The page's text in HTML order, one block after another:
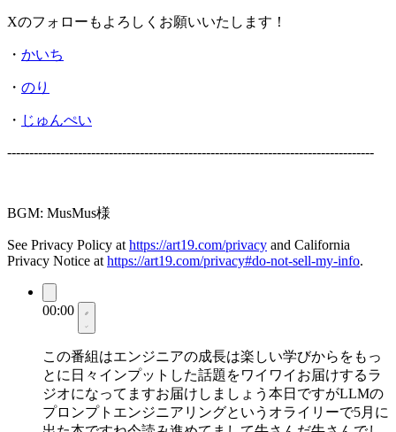
Xのフォローもよろしくお願いいたします！
・ かいち
・ のり
・ じゅんぺい
-----------------------------------------------------------------------------------
BGM: MusMus様
See Privacy Policy at https://art19.com/privacy and California
Privacy Notice at https://art19.com/privacy#do-not-sell-my-info.
00:00
この番組はエンジニアの成長は楽しい学びからをもっ
とに日々インプットした話題をワイワイお届けするラ
ジオになってますお届けしましょう本日ですがLLMの
プロンプトエンジニアリングというオライリーで5月に